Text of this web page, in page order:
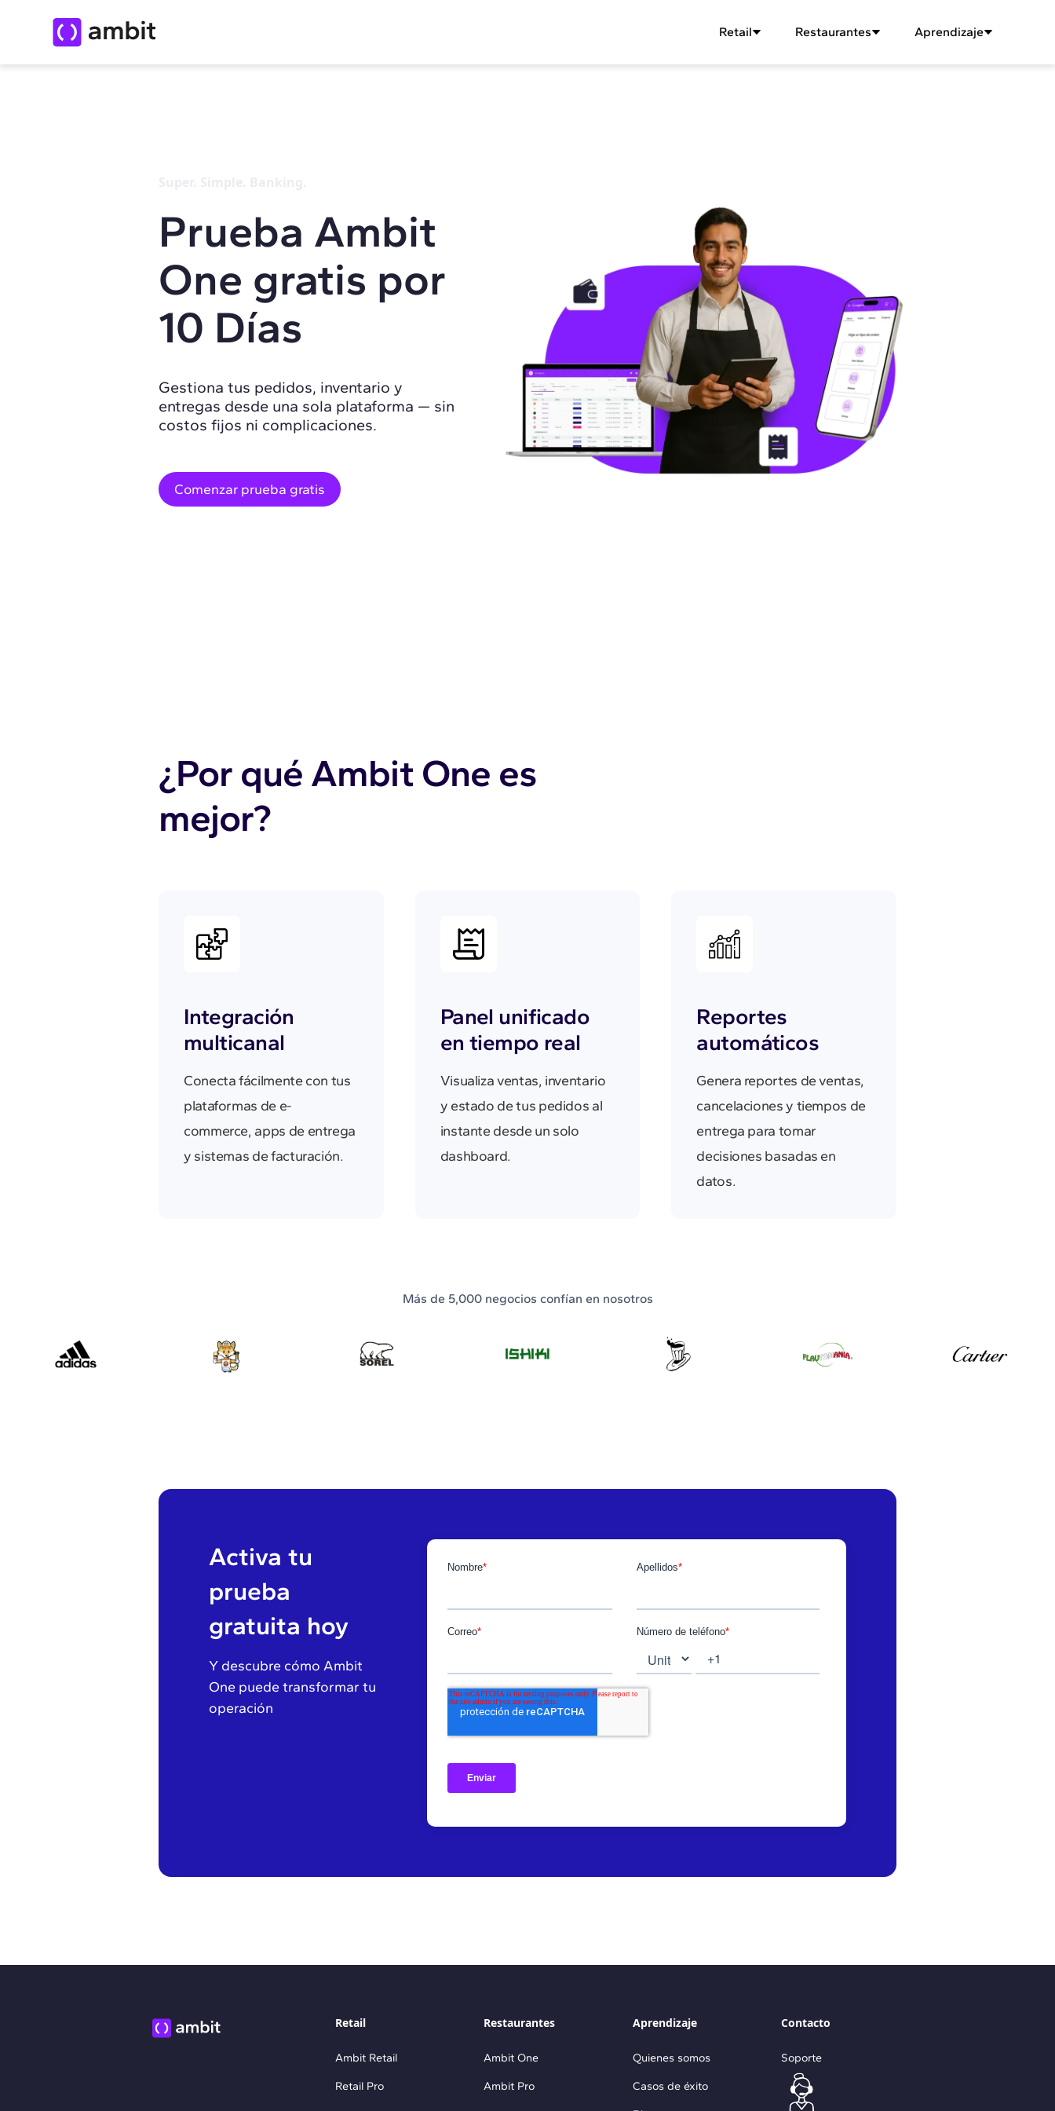
Retail Restaurantes Aprendizaje
Prueba Ambit
One gratis por
10 Días
Gestiona tus pedidos, inventario y
entregas desde una sola plataforma — sin
costos fijos ni complicaciones.
Comenzar prueba gratis
¿Por qué Ambit One es
mejor?
Integración
multicanal
Conecta fácilmente con tus
plataformas de e-
commerce, apps de entrega
y sistemas de facturación.
Panel unificado
en tiempo real
Visualiza ventas, inventario
y estado de tus pedidos al
instante desde un solo
dashboard.
Reportes
automáticos
Genera reportes de ventas,
cancelaciones y tiempos de
entrega para tomar
decisiones basadas en
datos.
Más de 5,000 negocios confían en nosotros
Activa tu
prueba
gratuita hoy
Y descubre cómo Ambit
One puede transformar tu
operación
Retail
Ambit Retail
Retail Pro
Restaurantes
Ambit One
Ambit Pro
Aprendizaje
Quienes somos
Casos de éxito
Contacto
Soporte